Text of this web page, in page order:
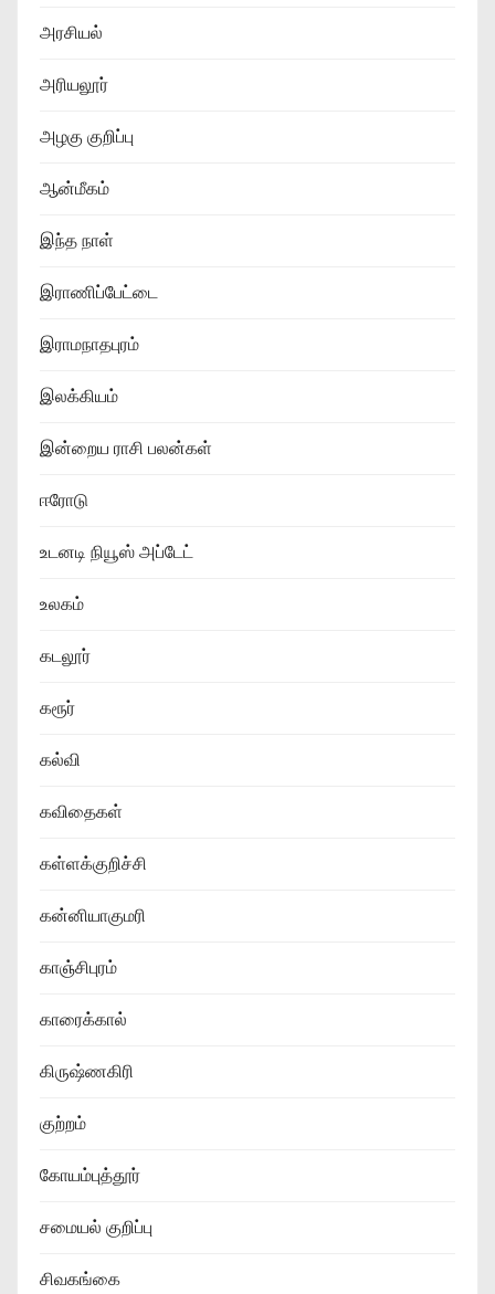
அரசியல்
அரியலூர்
அழகு குறிப்பு
ஆன்மீகம்
இந்த நாள்
இராணிப்பேட்டை
இராமநாதபுரம்
இலக்கியம்
இன்றைய ராசி பலன்கள்
ஈரோடு
உடனடி நியூஸ் அப்டேட்
உலகம்
கடலூர்
கரூர்
கல்வி
கவிதைகள்
கள்ளக்குறிச்சி
கன்னியாகுமரி
காஞ்சிபுரம்
காரைக்கால்
கிருஷ்ணகிரி
குற்றம்
கோயம்புத்தூர்
சமையல் குறிப்பு
சிவகங்கை